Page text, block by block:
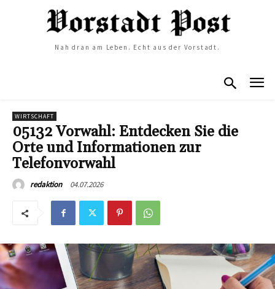
Nah dran am Leben. Echt aus der Vorstadt.
WIRTSCHAFT
05132 Vorwahl: Entdecken Sie die
Orte und Informationen zur
Telefonvorwahl
redaktion 04.07.2026